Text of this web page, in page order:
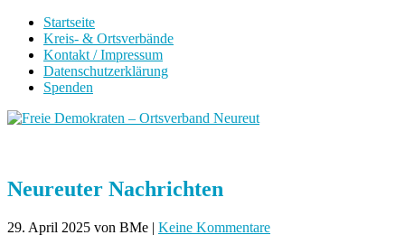
Startseite
Kreis- & Ortsverbände
Kontakt / Impressum
Datenschutzerklärung
Spenden
Neureuter Nachrichten
29. April 2025 von BMe | Keine Kommentare